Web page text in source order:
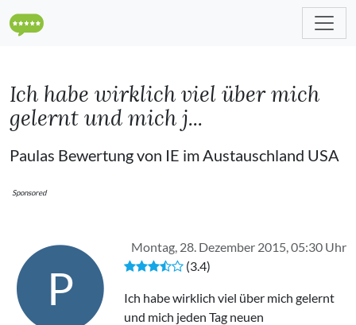
Ich habe wirklich viel über mich
gelernt und mich j...
Paulas Bewertung von IE im Austauschland USA
Sponsored
P
Montag, 28. Dezember 2015, 05:30 Uhr
(3.4)
Ich habe wirklich viel über mich gelernt
und mich jeden Tag neuen